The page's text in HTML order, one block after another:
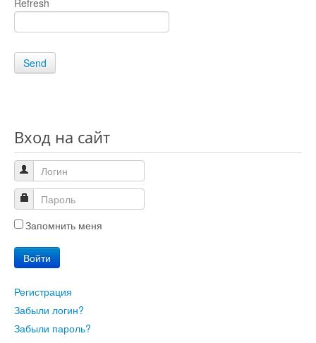
Refresh
Send
Вход на сайт
Запомнить меня
Войти
Регистрация
Забыли логин?
Забыли пароль?